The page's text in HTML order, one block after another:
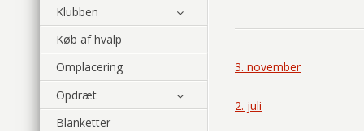
Klubben
Køb af hvalp
Omplacering
Opdræt
Blanketter
3. november
2. juli